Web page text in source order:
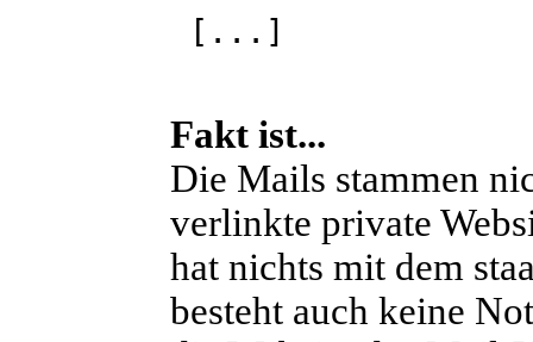
[...]
Fakt ist...
Die Mails stammen
verlinkte private
hat nichts mit dem
besteht auch keine